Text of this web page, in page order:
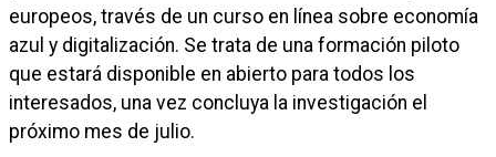
europeos, través de un curso en línea sobre economía
azul y digitalización. Se trata de una formación piloto
que estará disponible en abierto para todos los
interesados, una vez concluya la investigación el
próximo mes de julio.